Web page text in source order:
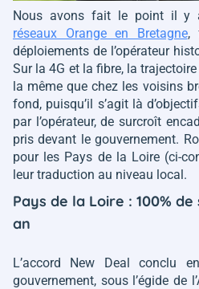
Nous avons fait le point il y
réseaux Orange en Bretagne,
déploiements de l’opérateur
Sur la 4G et la fibre, la
la même que chez les voisins
fond, puisqu’il s’agit là
par l’opérateur, de surcroît
pris devant le gouvernement.
pour les Pays de la Loire (ci-
leur traduction au niveau local.
Pays de la Loire : 100%
an
L’accord New Deal conclu
gouvernement, sous l’égide de